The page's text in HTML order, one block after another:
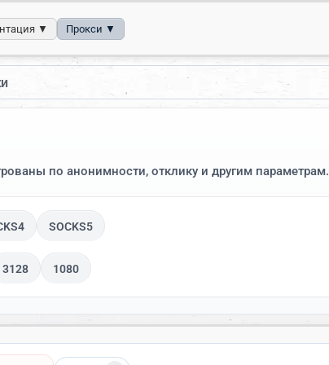
▼ Прокси ▼
по анонимности, отклику и другим параметрам.
SOCKS5
3128 1080